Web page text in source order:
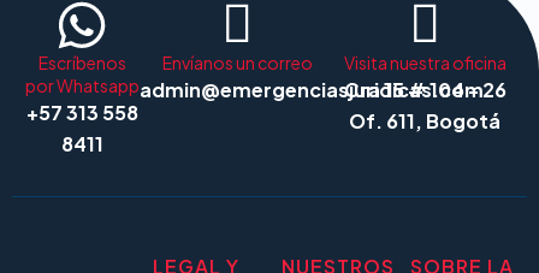
Escríbenos
por Whatsapp
+57 313 558
8411
Envíanos un correo
admin@emergenciasjuridicas.com
Visita nuestra oficina
Cra 15 # 104 - 26
Of. 611, Bogotá
LEGAL Y NUESTROS SOBRE LA